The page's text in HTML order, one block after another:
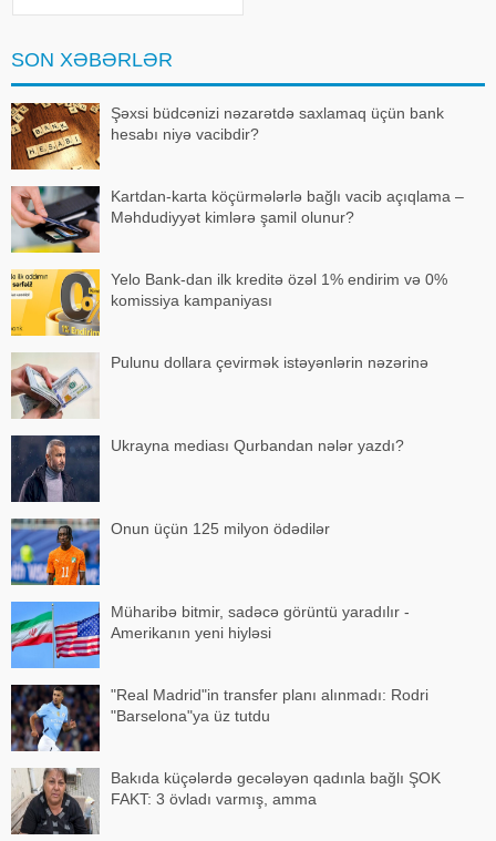
Əbdüləziz Əl Səud Pakistanın
nüvə silahı proqramın
SON XƏBƏRLƏR
Şəxsi büdcənizi nəzarətdə saxlamaq üçün bank
hesabı niyə vacibdir?
Kartdan-karta köçürmələrlə bağlı vacib açıqlama –
Məhdudiyyət kimlərə şamil olunur?
Yelo Bank-dan ilk kreditə özəl 1% endirim və 0%
komissiya kampaniyası
Pulunu dollara çevirmək istəyənlərin nəzərinə
Ukrayna mediası Qurbandan nələr yazdı?
Onun üçün 125 milyon ödədilər
Müharibə bitmir, sadəcə görüntü yaradılır -
Amerikanın yeni hiyləsi
"Real Madrid"in transfer planı alınmadı: Rodri
"Barselona"ya üz tutdu
Bakıda küçələrdə gecələyən qadınla bağlı ŞOK
FAKT: 3 övladı varmış, amma